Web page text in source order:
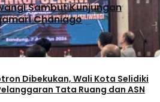
Sambut Kunjungan
Chaniago
Dibekukan, Wali Kota Selidiki
Tata Ruang dan ASN